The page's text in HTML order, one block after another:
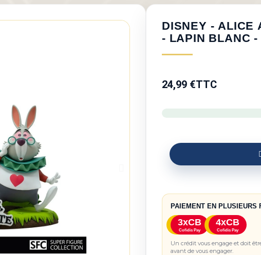
DISNEY - ALICE
- LAPIN BLANC -
24,99 €TTC
PAIEMENT EN PLUSIEURS
3xCB
Cofidis Pay
4xCB
Cofidis Pay
Un crédit vous engage et doit
avant de vous engager.